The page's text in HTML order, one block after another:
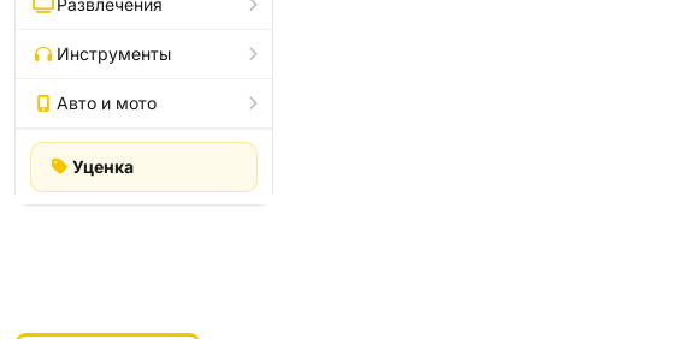
Развлечения
Инструменты
Авто и мото
Уценка